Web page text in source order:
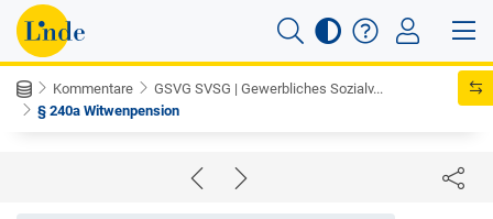
Kommentare
GSVG SVSG | Gewerbliches Sozialv...
§ 240a Witwenpension